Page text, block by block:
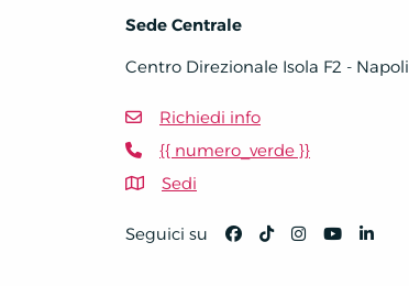
Sede Centrale
Centro Direzionale Isola F2 - Napoli
Richiedi info
{{ numero_verde }}
Sedi
Seguici su